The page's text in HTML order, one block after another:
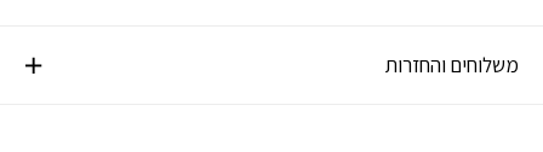
משלוחים והחזרות